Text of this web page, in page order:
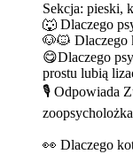
Sekcja: pieski,
🐺 Dlaczego
🐶🐱 Dlaczego
😋Dlaczego
prostu lubią
🎙️ Odpowiada
👀 Dlaczego